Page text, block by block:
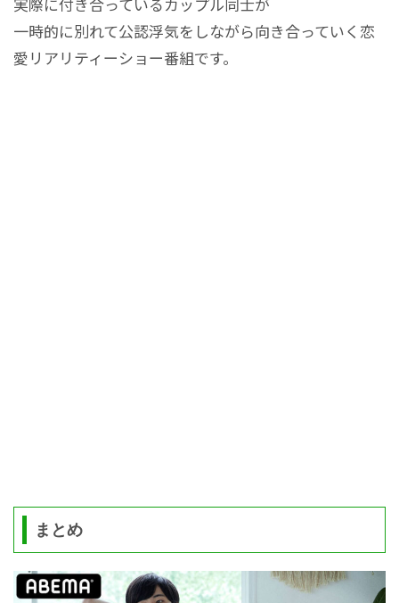
一時的に別れて公認浮気をしながら向き合っていく恋
愛リアリティーショー番組です。
まとめ